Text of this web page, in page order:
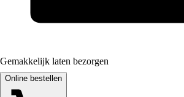
Gemakkelijk laten bezorgen
Online bestellen